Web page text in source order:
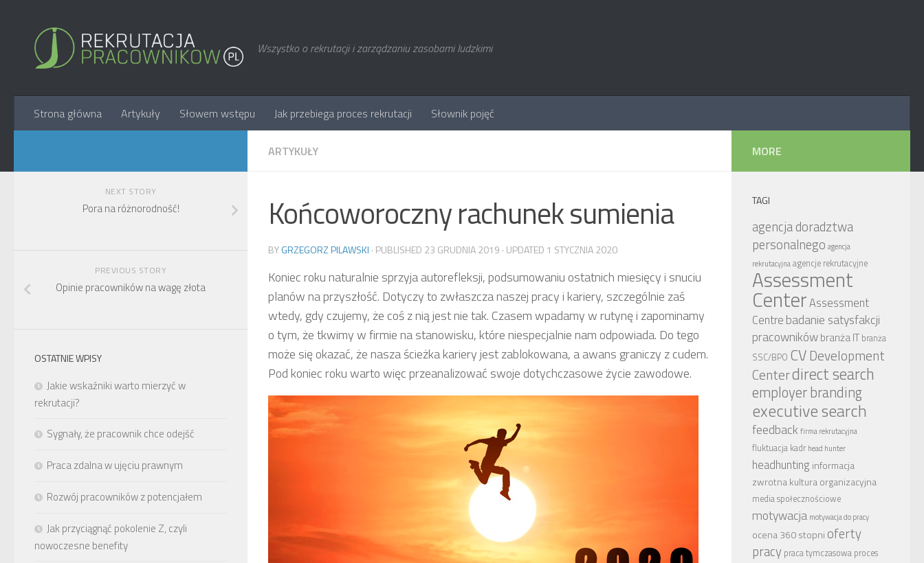
Wszystko o rekrutacji i zarządzaniu zasobami ludzkimi
Strona główna Artykuły Słowem wstępu Jak przebiega proces rekrutacji Słownik pojęć
ARTYKUŁY
Końcoworoczny rachunek sumienia
BYGRZEGORZ PILAWSKI · PUBLISHED 23 GRUDNIA 2019 · UPDATED 1 STYCZNIA 2020
Koniec roku naturalnie sprzyja autorefleksji, podsumowaniu ostatnich miesięcy i snuciu
planów na przyszłość. Dotyczy to zwłaszcza naszej pracy i kariery, szczególnie zaś
wtedy, gdy czujemy, że coś z nią jest nie tak. Czasem wpadamy w rutynę i zapominamy
o tym, że tkwimy w firmie na stanowisku, które niespecjalnie nam odpowiada. Do tego
może się okazać, że nasza ścieżka kariery jest zablokowana, a awans graniczy z cudem.
Pod koniec roku warto więc przeanalizować swoje dotychczasowe życie zawodowe.
NEXT STORY
Pora na różnorodność!
PREVIOUS STORY
Opinie pracowników na wagę złota
OSTATNIE WPISY
Jakie wskaźniki warto mierzyć w
rekrutacji?
Sygnały, że pracownik chce odejść
Praca zdalna w ujęciu prawnym
Rozwój pracowników z potencjałem
Jak przyciągnąć pokolenie Z, czyli
nowoczesne benefity
MORE
TAGI
agencja doradztwa
personalnego agencja
rekrutacyjnaagencje rekrutacyjne
Assessment
CenterAssessment
Centre badanie satysfakcji
pracownikówbranża IT branża
SSC/BPO CV Development
Centerdirect search
employer branding
executive search
feedback firma rekrutacyjna
fluktuacja kadr head hunter
headhunting informacja
zwrotnakultura organizacyjna
media społecznościowe
motywacja motywacja do pracy
ocena 360 stopni oferty
pracy praca tymczasowa proces